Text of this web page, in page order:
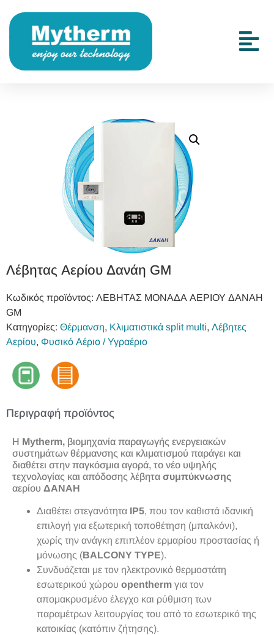
Λέβητας Αερίου Δανάη GM
Κωδικός προϊόντος: ΛΕΒΗΤΑΣ MOΝΑΔΑ ΑΕΡΙΟΥ ΔΑΝΑΗ
GM
Κατηγορίες: Θέρμανση, Κλιματιστικά split multi, Λέβητες
Αερίου, Φυσικό Αέριο / Υγραέριο
Περιγραφή προϊόντος
Η Mytherm, βιομηχανία παραγωγής ενεργειακών
συστημάτων θέρμανσης και κλιματισμού παράγει και
διαθέτει στην παγκόσμια αγορά, το νέο υψηλής
τεχνολογίας και απόδοσης λέβητα συμπύκνωσης
αερίου ΔΑΝΑΗ
Διαθέτει στεγανότητα ΙΡ5, που τον καθιστά ιδανική
επιλογή για εξωτερική τοποθέτηση (μπαλκόνι),
χωρίς την ανάγκη επιπλέον ερμαρίου προστασίας ή
μόνωσης (BALCONY TYPE).
Συνδυάζεται με τον ηλεκτρονικό θερμοστάτη
εσωτερικού χώρου opentherm για τον
απομακρυσμένο έλεγχο και ρύθμιση των
παραμέτρων λειτουργίας του από το εσωτερικό της
κατοικίας (κατόπιν ζήτησης).